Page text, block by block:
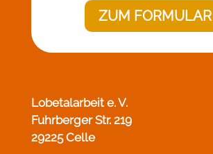
ZUM FORMULAR
Lobetalarbeit e. V.
Fuhrberger Str. 219
29225 Celle